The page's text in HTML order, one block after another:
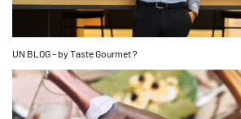
UN BLOG – by Taste Gourmet ?